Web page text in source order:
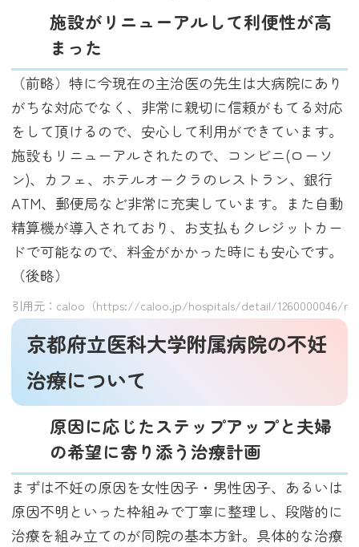
施設がリニューアルして利便性が高
まった
（前略）特に今現在の主治医の先生は大病院にあり
がちな対応でなく、非常に親切に信頼がもてる対応
をして頂けるので、安心して利用ができています。
施設もリニューアルされたので、コンビニ(ローソ
ン)、カフェ、ホテルオークラのレストラン、銀行
ATM、郵便局など非常に充実しています。また自動
精算機が導入されており、お支払もクレジットカー
ドで可能なので、料金がかかった時にも安心です。
（後略）
引用元：caloo（https://caloo.jp/hospitals/detail/1260000046/
京都府立医科大学附属病院の不妊
治療について
原因に応じたステップアップと夫婦
の希望に寄り添う治療計画
まずは不妊の原因を女性因子・男性因子、あるいは
原因不明といった枠組みで丁寧に整理し、段階的に
治療を組み立てのが同院の基本方針。具体的な治療